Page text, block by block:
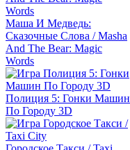
Маша И Медведь:
Сказочные Слова / Masha
And The Bear: Magic
Words
Полиция 5: Гонки Машин
По Городу 3D